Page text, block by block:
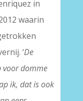
in
waarin
‘De
voor domme
ik, dat is ook